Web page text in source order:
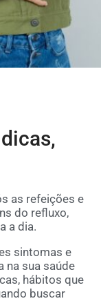
as refeições e
do refluxo,
a dia.
sintomas e
na sua saúde
hábitos que
buscar